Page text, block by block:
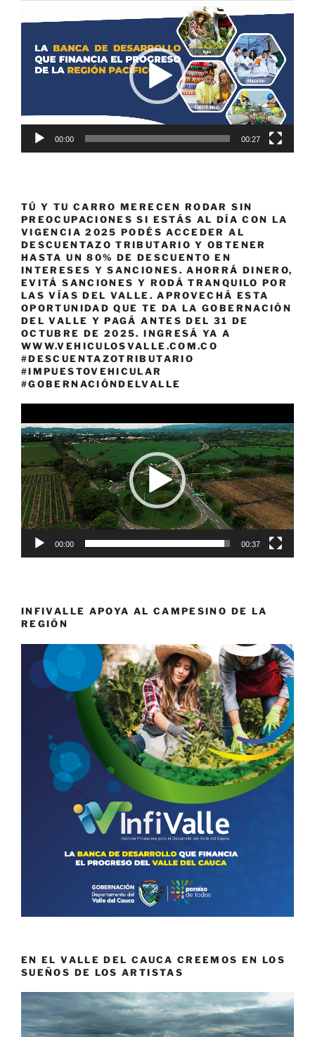
de
00:00 00:27
TÚ Y TU CARRO MERECEN RODAR SIN
PREOCUPACIONES SI ESTÁS AL DÍA CON LA
VIGENCIA 2025 PODÉS ACCEDER AL
DESCUENTAZO TRIBUTARIO Y OBTENER
HASTA UN 80% DE DESCUENTO EN
INTERESES Y SANCIONES. AHORRÁ DINERO,
EVITÁ SANCIONES Y RODÁ TRANQUILO POR
LAS VÍAS DEL VALLE. APROVECHÁ ESTA
OPORTUNIDAD QUE TE DA LA GOBERNACIÓN
DEL VALLE Y PAGÁ ANTES DEL 31 DE
OCTUBRE DE 2025. INGRESÁ YA A
WWW.VEHICULOSVALLE.COM.CO
#DESCUENTAZOTRIBUTARIO
#IMPUESTOVEHICULAR
#GOBERNACIÓNDELVALLE
de
vídeo
00:00 00:37
INFIVALLE APOYA AL CAMPESINO DE LA
REGIÓN
EN EL VALLE DEL CAUCA CREEMOS EN LOS
SUEÑOS DE LOS ARTISTAS
Reproductor
de
vídeo